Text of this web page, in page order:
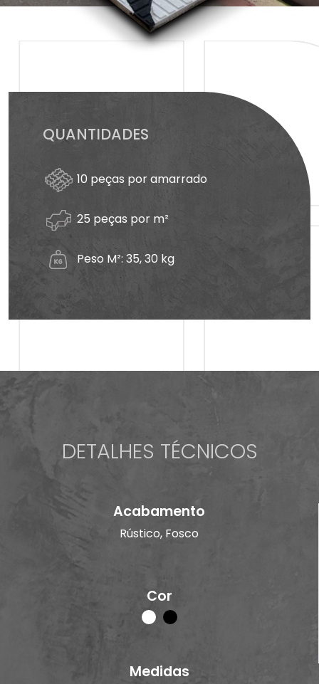
QUANTIDADES
10 peças por amarrado
25 peças por m²
Peso M²: 35, 30 kg
DETALHES TÉCNICOS
Acabamento
Rústico, Fosco
Cor
Medidas